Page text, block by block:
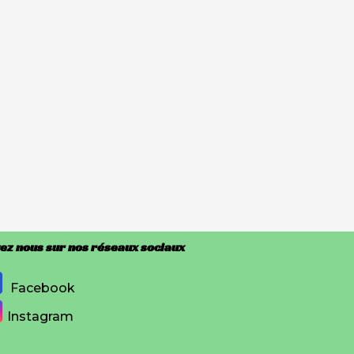
nous sur nos réseaux sociaux
Facebook
Instagram